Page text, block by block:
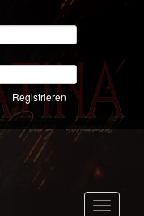
Registrieren